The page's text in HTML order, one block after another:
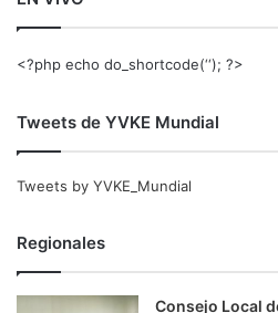
<?php echo do_shortcode(‘‘); ?>
Tweets de YVKE Mundial
Tweets by YVKE_Mundial
Regionales
Consejo Local